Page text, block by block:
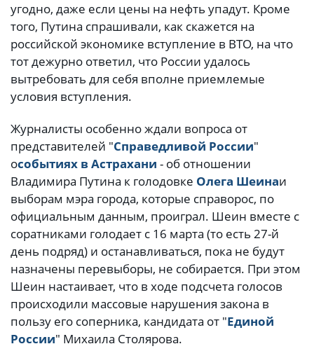
угодно, даже если цены на нефть упадут. Кроме
того, Путина спрашивали, как скажется на
российской экономике вступление в ВТО, на что
тот дежурно ответил, что России удалось
вытребовать для себя вполне приемлемые
условия вступления.
Журналисты особенно ждали вопроса от
представителей "Справедливой России"
особытиях в Астрахани - об отношении
Владимира Путина к голодовке Олега Шеинаи
выборам мэра города, которые справорос, по
официальным данным, проиграл. Шеин вместе с
соратниками голодает с 16 марта (то есть 27-й
день подряд) и останавливаться, пока не будут
назначены перевыборы, не собирается. При этом
Шеин настаивает, что в ходе подсчета голосов
происходили массовые нарушения закона в
пользу его соперника, кандидата от "Единой
России" Михаила Столярова.